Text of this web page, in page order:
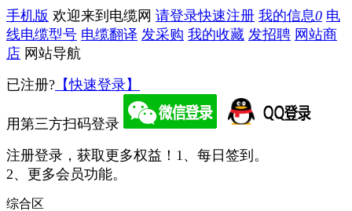
手机版 欢迎来到电缆网 请登录快速注册 我的信息0 电
线电缆型号 电缆翻译 发采购 我的收藏 发招聘 网站商
店 网站导航
已注册? 【快速登录】
用第三方扫码登录
注册登录，获取更多权益！ 1、每日签到。
2、更多会员功能。
综合区